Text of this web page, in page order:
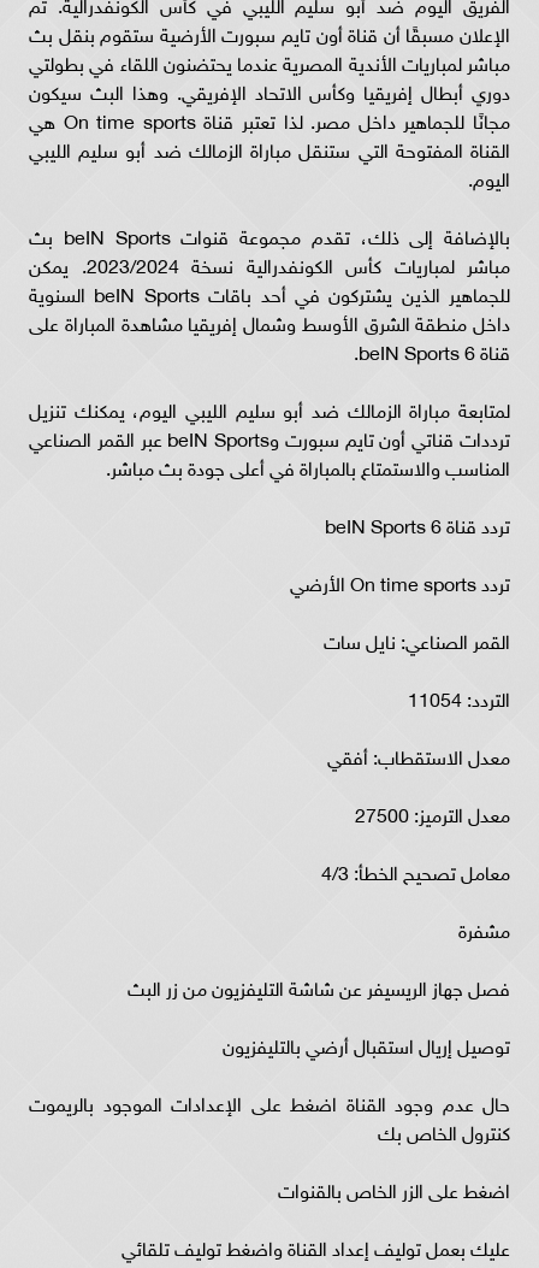
الإعلان مسبقًا أن قناة أون تايم سبورت الأرضية ستقوم بنقل بث
مباشر لمباريات الأندية المصرية عندما يحتضنون اللقاء في بطولتي
دوري أبطال إفريقيا وكأس الاتحاد الإفريقي. وهذا البث سيكون
مجانًا للجماهير داخل مصر. لذا تعتبر قناة On time sports هي
القناة المفتوحة التي ستنقل مباراة الزمالك ضد أبو سليم الليبي
اليوم.
بالإضافة إلى ذلك، تقدم مجموعة قنوات beIN Sports بث
مباشر لمباريات كأس الكونفدرالية نسخة 2023/2024. يمكن
للجماهير الذين يشتركون في أحد باقات beIN Sports السنوية
داخل منطقة الشرق الأوسط وشمال إفريقيا مشاهدة المباراة على
قناة beIN Sports 6.
لمتابعة مباراة الزمالك ضد أبو سليم الليبي اليوم، يمكنك تنزيل
ترددات قناتي أون تايم سبورت وbeIN Sports عبر القمر الصناعي
المناسب والاستمتاع بالمباراة في أعلى جودة بث مباشر.
تردد قناة beIN Sports 6
تردد On time sports الأرضي
القمر الصناعي: نايل سات
التردد: 11054
معدل الاستقطاب: أفقي
معدل الترميز: 27500
معامل تصحيح الخطأ: 4/3
مشفرة
فصل جهاز الريسيفر عن شاشة التليفزيون من زر البث
توصيل إريال استقبال أرضي بالتليفزيون
حال عدم وجود القناة اضغط على الإعدادات الموجود بالريموت
كنترول الخاص بك
اضغط على الزر الخاص بالقنوات
عليك بعمل توليف إعداد القناة واضغط توليف تلقائي